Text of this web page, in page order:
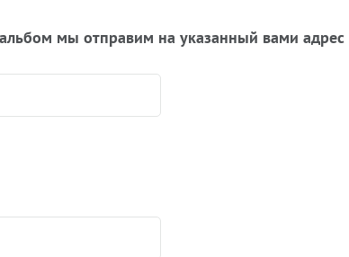
мы отправим на указанный вами